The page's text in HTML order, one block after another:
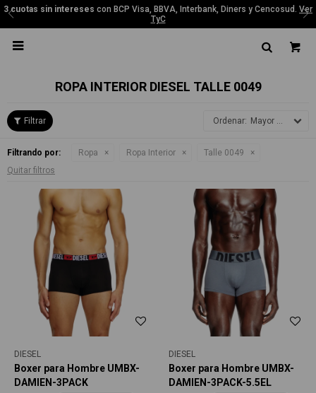
3 cuotas sin intereses con BCP Visa, BBVA, Interbank, Diners y Cencosud. Ver
TyC

ROPA INTERIOR DIESEL TALLE 0049
Mayor precio
Filtrando por: Ropa Ropa Interior
Talle 0049
Quitar filtros
DIESEL
Boxer para Hombre UMBX-
DAMIEN-3PACK
DIESEL
Boxer para Hombre UMBX-
DAMIEN-3PACK-5.5EL